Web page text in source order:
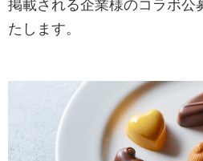
掲載される企業様のコラボ公
たします。